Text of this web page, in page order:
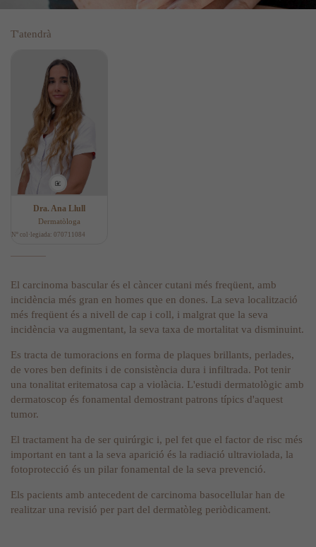
T'atendrà
Dra. Ana Llull
Dermatòloga
Nº col·legiada: 070711084
El carcinoma bascular és el càncer cutani més freqüent, amb
incidència més gran en homes que en dones. La seva localització
més freqüent és a nivell de cap i coll, i malgrat que la seva
incidència va augmentant, la seva taxa de mortalitat va disminuint.
Es tracta de tumoracions en forma de plaques brillants, perlades,
de vores ben definits i de consistència dura i infiltrada. Pot tenir
una tonalitat eritematosa cap a violàcia. L'estudi dermatològic amb
dermatoscop és fonamental demostrant patrons típics d'aquest
tumor.
El tractament ha de ser quirúrgic i, pel fet que el factor de risc més
important en tant a la seva aparició és la radiació ultraviolada, la
fotoprotecció és un pilar fonamental de la seva prevenció.
Els pacients amb antecedent de carcinoma basocellular han de
realitzar una revisió per part del dermatòleg periòdicament.